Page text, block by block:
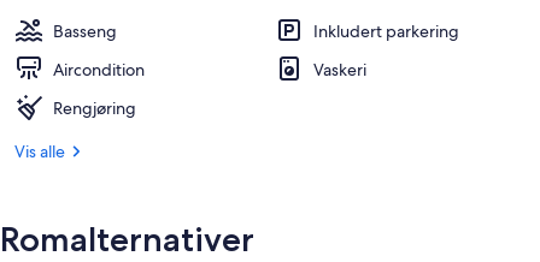
Leilighet – deluxe, 2 soverom |
Basseng
Inkludert parkering
Aircondition
Vaskeri
Rengjøring
Vis alle
Romalternativer